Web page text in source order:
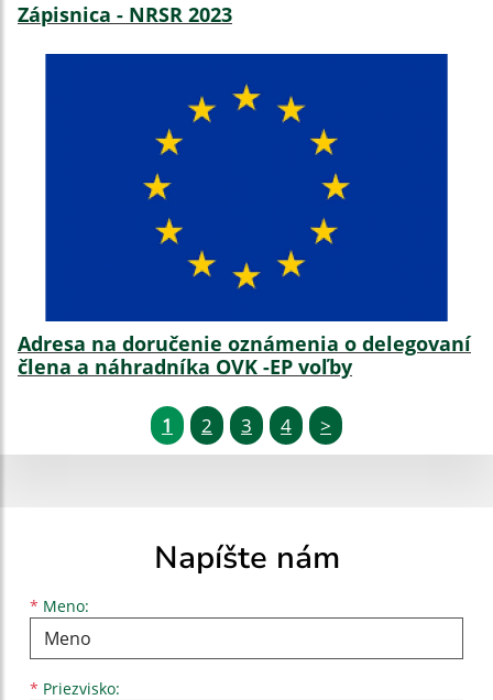
Zápisnica - NRSR 2023
Adresa na doručenie oznámenia o delegovaní
člena a náhradníka OVK -EP voľby
1 2 3 4 >
Napíšte nám
* Meno:
Meno
* Priezvisko:
Priezvisko
E-mailová adresa